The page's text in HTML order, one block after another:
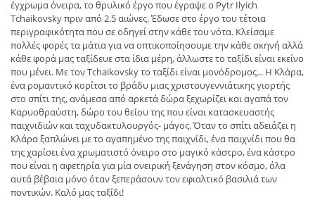
έγχρωμα όνειρα, το θρυλικό έργο που έγραψε ο Pytr Ilyich
Tchaikovsky πριν από 2.5 αιώνες. Έδωσε στο έργο του τέτοια
περιγραφικότητα που σε οδηγεί στην κάθε του νότα. Κλείσαμε
πολλές φορές τα μάτια για να οπτικοποίησουμε την κάθε σκηνή αλλά
κάθε φορά μας ταξίδευε στα ίδια μέρη, άλλωστε το ταξίδι είναι εκείνο
που μένει. Με τον Tchaikovsky το ταξίδι είναι μονόδρομος... Η Κλάρα,
ένα ρομαντικό κορίτσι το βράδυ μιας χριστουγεννιάτικης γιορτής
στο σπίτι της, ανάμεσα από αρκετά δώρα ξεχωρίζει και αγαπά τον
Kαρυοθραύστη, δώρο του θείου της που είναι κατασκευαστής
παιχνιδιών και ταχυδακτυλουργός- μάγος. Όταν το σπίτι αδειάζει η
Κλάρα ξαπλώνει με το αγαπημένο της παιχνίδι, ένα παιχνίδι που θα
της χαρίσει ένα χρωματιστό όνειρο στο μαγικό κάστρο, ένα κάστρο
που είναι η αφετηρία για μία ονειρική ξενάγηση στον κόσμο, όλα
αυτά βέβαια μόνο όταν ξεπεράσουν τον εφιαλτικό βασιλιά των
ποντικών. Καλό μας ταξίδι!